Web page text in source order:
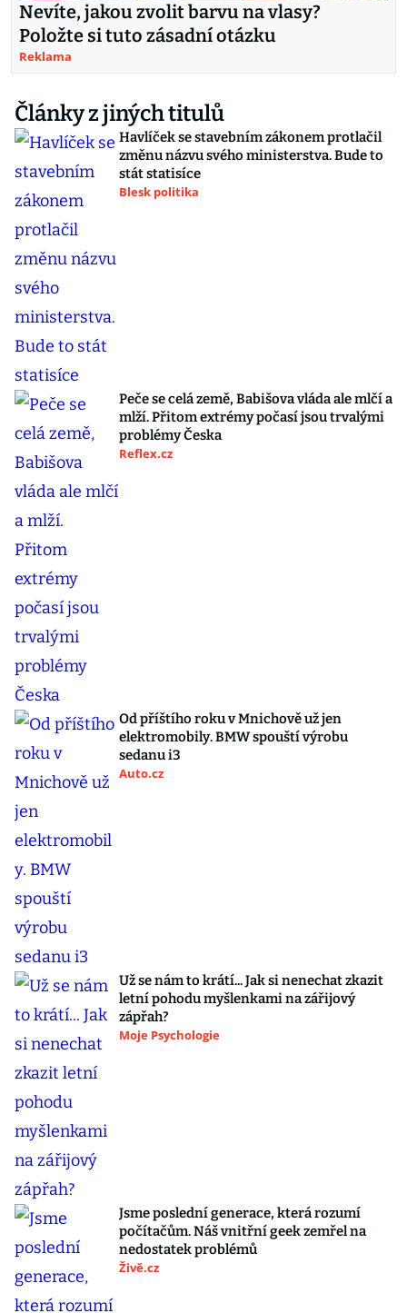
Nevíte, jakou zvolit barvu na vlasy?
Položte si tuto zásadní otázku
Reklama
Články z jiných titulů
Havlíček se stavebním zákonem protlačil
změnu názvu svého ministerstva. Bude to
stát statisíce
Blesk politika
Peče se celá země, Babišova vláda ale mlčí a
mlží. Přitom extrémy počasí jsou trvalými
problémy Česka
Reflex.cz
Od příštího roku v Mnichově už jen
elektromobily. BMW spouští výrobu
sedanu i3
Auto.cz
Už se nám to krátí... Jak si nenechat zkazit
letní pohodu myšlenkami na zářijový
zápřah?
Moje Psychologie
Jsme poslední generace, která rozumí
počítačům. Náš vnitřní geek zemřel na
nedostatek problémů
Živě.cz